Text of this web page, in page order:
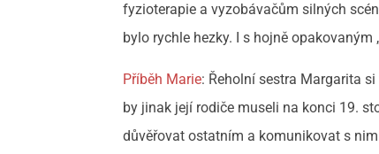
fyzioterapie a vyzobávačům silných
bylo rychle hezky. I s hojně opakovaným
Příběh Marie: Řeholní sestra Margarita
by jinak její rodiče museli na konci 19.
důvěřovat ostatním a komunikovat s